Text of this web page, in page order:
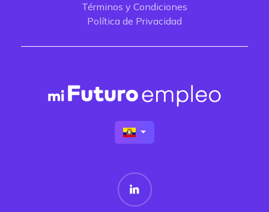
Términos y Condiciones
Política de Privacidad